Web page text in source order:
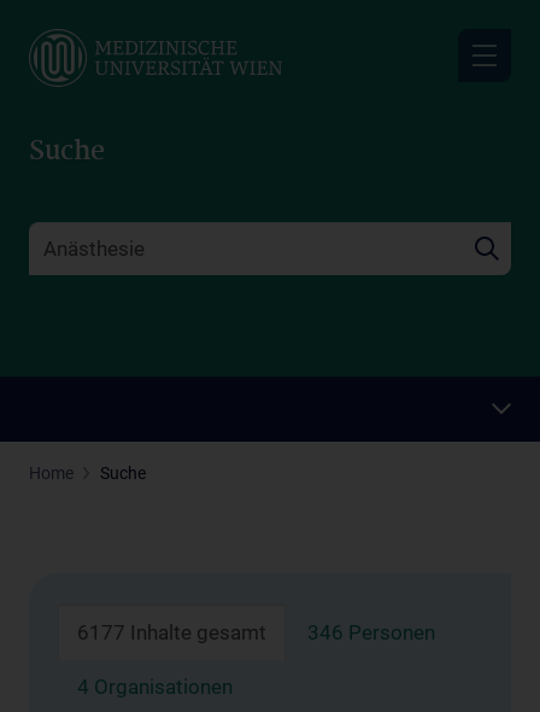
main
Suche
Home Suche
6177 Inhalte gesamt 346 Personen
4 Organisationen